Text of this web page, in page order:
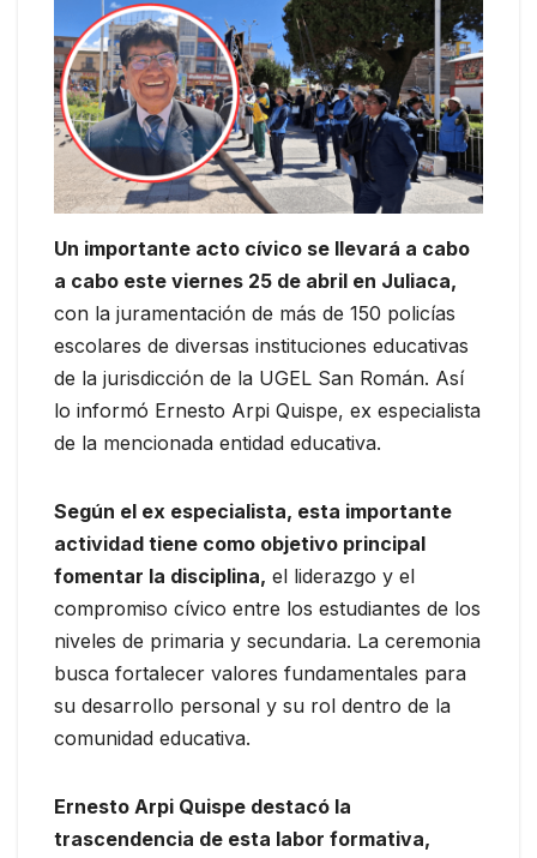
Un importante acto cívico se llevará a cabo
a cabo este viernes 25 de abril en Juliaca,
con la juramentación de más de 150 policías
escolares de diversas instituciones educativas
de la jurisdicción de la UGEL San Román. Así
lo informó Ernesto Arpi Quispe, ex especialista
de la mencionada entidad educativa.
Según el ex especialista, esta importante
actividad tiene como objetivo principal
fomentar la disciplina, el liderazgo y el
compromiso cívico entre los estudiantes de los
niveles de primaria y secundaria. La ceremonia
busca fortalecer valores fundamentales para
su desarrollo personal y su rol dentro de la
comunidad educativa.
Ernesto Arpi Quispe destacó la
trascendencia de esta labor formativa,